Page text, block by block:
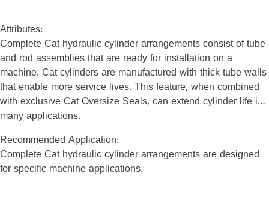
Attributes:
Complete Cat hydraulic cylinder arrangements consist of tube
and rod assemblies that are ready for installation on a
machine. Cat cylinders are manufactured with thick tube walls
that enable more service lives. This feature, when combined
with exclusive Cat Oversize Seals, can extend cylinder life in
many applications.
Recommended Application:
Complete Cat hydraulic cylinder arrangements are designed
for specific machine applications.